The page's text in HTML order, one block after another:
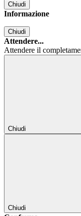
Chiudi
Informazione
Chiudi
Attendere...
Attendere il
Chiudi
Chiudi